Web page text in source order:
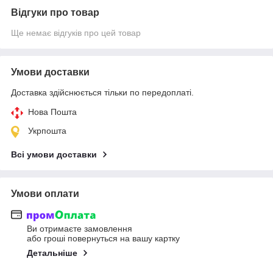
Відгуки про товар
Ще немає відгуків про цей товар
Умови доставки
Доставка здійснюється тільки по передоплаті.
Нова Пошта
Укрпошта
Всі умови доставки
Умови оплати
Ви отримаєте замовлення
або гроші повернуться на вашу картку
Детальніше